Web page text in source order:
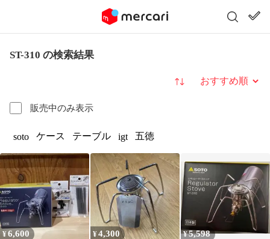
ST-310 の検索結果
販売中のみ表示
並び替え
soto ケース テーブル igt 五徳
¥6,600 ¥4,300 ¥5,598